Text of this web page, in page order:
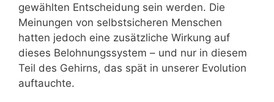
gewählten Entscheidung sein werden. Die
Meinungen von selbstsicheren Menschen
hatten jedoch eine zusätzliche Wirkung auf
dieses Belohnungssystem – und nur in diesem
Teil des Gehirns, das spät in unserer Evolution
auftauchte.